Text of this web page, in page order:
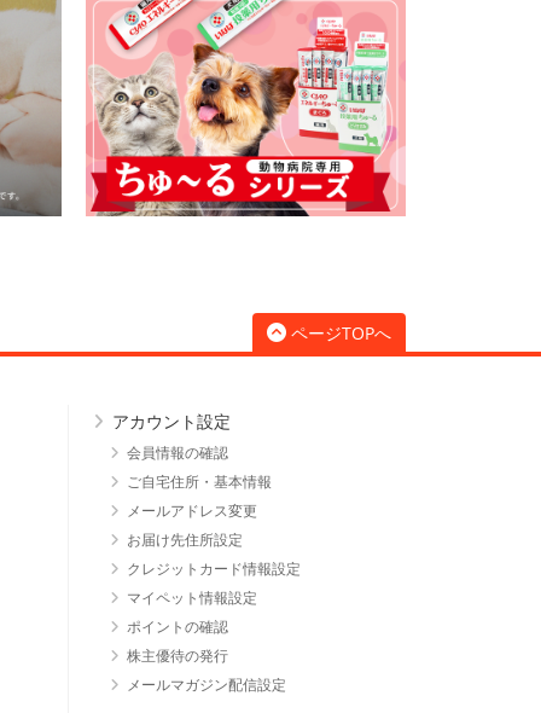
ページTOPへ
アカウント設定
会員情報の確認
ご自宅住所・基本情報
メールアドレス変更
お届け先住所設定
クレジットカード情報設定
マイペット情報設定
ポイントの確認
株主優待の発行
メールマガジン配信設定